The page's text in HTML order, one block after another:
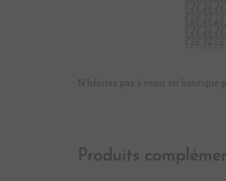
N'hésitez pas à venir en boutique
Produits